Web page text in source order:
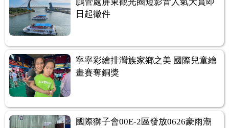
日起徵件
寧寧彩繪排灣族家鄉之美 國際兒童繪
畫賽奪銅獎
國際獅子會00E-2區發放0626豪雨潮